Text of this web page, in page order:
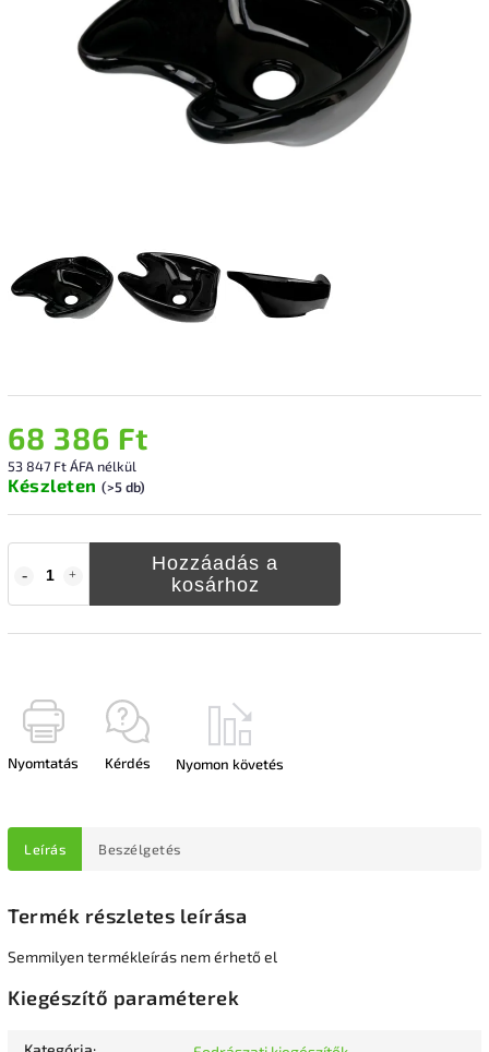
68 386 Ft
53 847 Ft ÁFA nélkül
Készleten (>5 db)
Hozzáadás a
kosárhoz
Nyomtatás Kérdés Nyomon követés
Leírás Beszélgetés
Termék részletes leírása
Semmilyen termékleírás nem érhető el
Kiegészítő paraméterek